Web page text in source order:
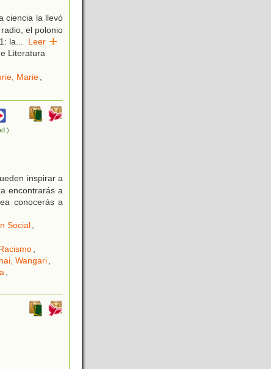
ciencia la llevó
el polonio
la... Leer
Literatura
Marie,
inspirar a
encontrarás a
conocerás a
Social,
,
Wangari,
,